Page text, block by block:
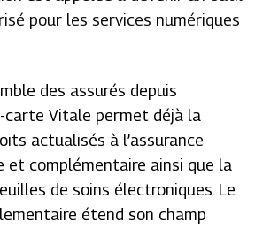
pour les services numériques
des assurés depuis
carte Vitale permet déjà la
actualisés à l’assurance
et complémentaire ainsi que la
de soins électroniques. Le
étend son champ